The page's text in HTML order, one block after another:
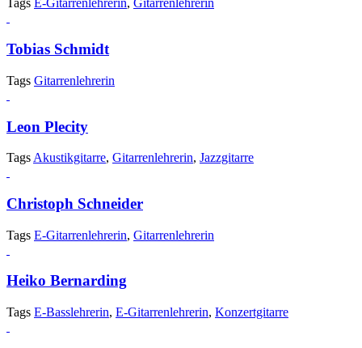
Tags E-Gitarrenlehrerin, Gitarrenlehrerin
Tobias Schmidt
Tags Gitarrenlehrerin
Leon Plecity
Tags Akustikgitarre, Gitarrenlehrerin, Jazzgitarre
Christoph Schneider
Tags E-Gitarrenlehrerin, Gitarrenlehrerin
Heiko Bernarding
Tags E-Basslehrerin, E-Gitarrenlehrerin, Konzertgitarre